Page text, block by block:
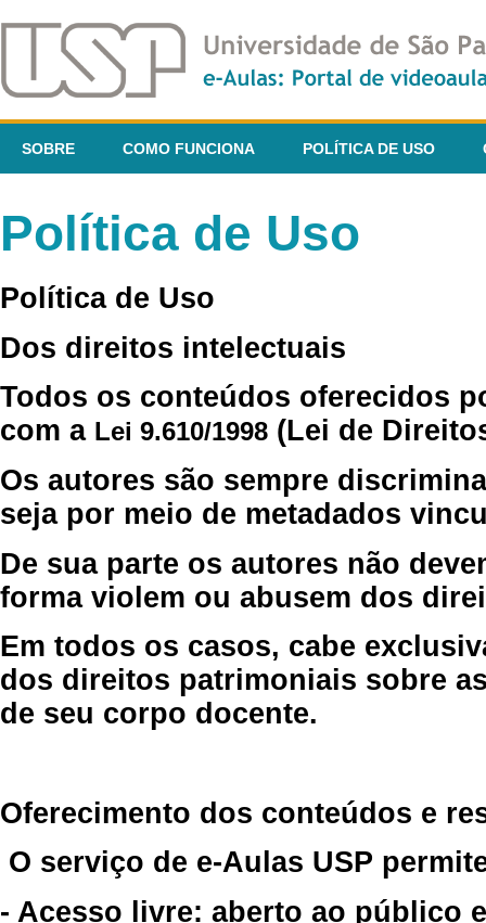
SOBRE COMO FUNCIONA POLÍTICA DE USO
Política de Uso
Política de Uso
Dos direitos intelectuais
Todos os conteúdos oferecidos
com a Lei 9.610/1998 (Lei de
Os autores são sempre
seja por meio de metadados
De sua parte os autores não
forma violem ou abusem dos
Em todos os casos, cabe
dos direitos patrimoniais sobre
de seu corpo docente.
Oferecimento dos conteúdos e
O serviço de e-Aulas USP
- Acesso livre: aberto ao público